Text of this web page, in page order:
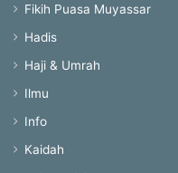
Fikih Puasa Muyassar
Hadis
Haji & Umrah
Ilmu
Info
Kaidah